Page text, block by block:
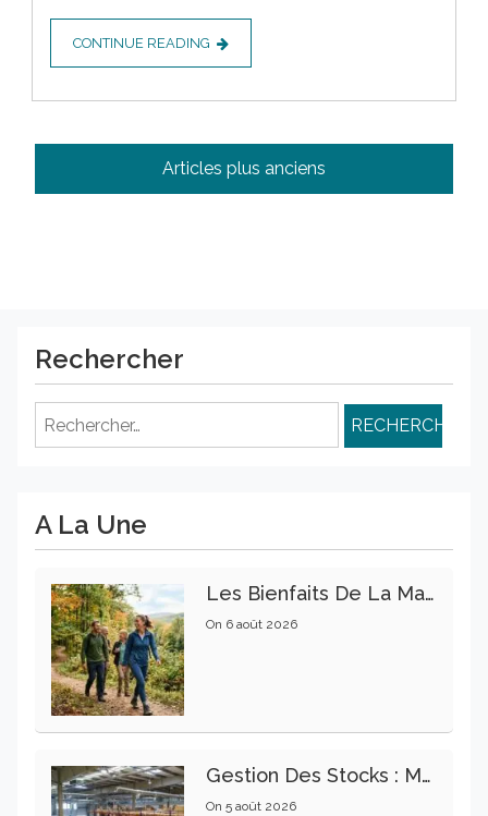
CONTINUE READING
Navigation
des
Articles plus anciens
Rechercher
Rechercher :
A La Une
Les Bienfaits De La Marche Sur La Santé Physique Et Mentale
On 6 août 2026
Gestion Des Stocks : Meilleures Pratiques Intralogistiques
On 5 août 2026